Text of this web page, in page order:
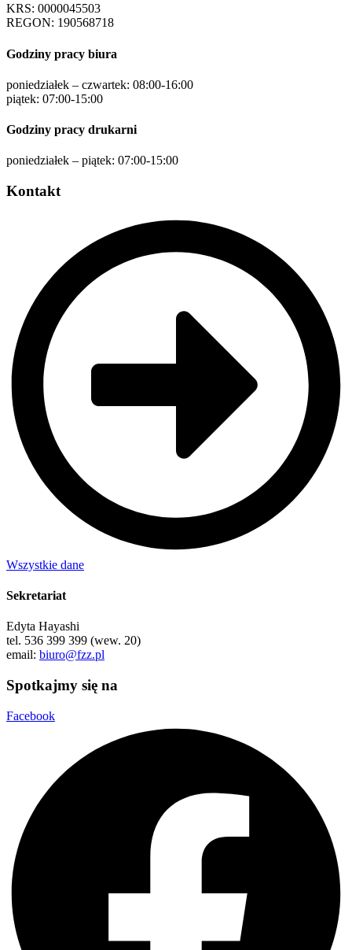
KRS: 0000045503
REGON: 190568718
Godziny pracy biura
poniedziałek – czwartek: 08:00-16:00
piątek: 07:00-15:00
Godziny pracy drukarni
poniedziałek – piątek: 07:00-15:00
Kontakt
Wszystkie dane
Sekretariat
Edyta Hayashi
tel. 536 399 399 (wew. 20)
email: biuro@fzz.pl
Spotkajmy się na
Facebook